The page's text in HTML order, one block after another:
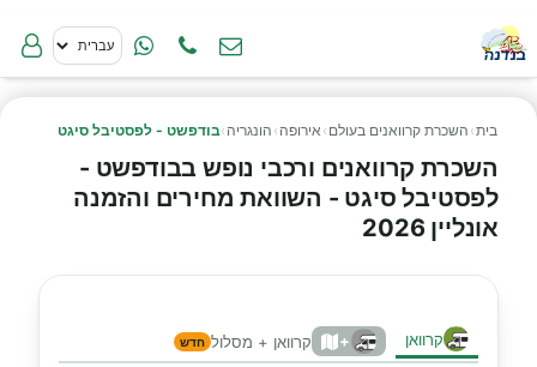
בית› השכרת קרוואנים בעולם › אירופה › הונגריה ›בודפשט - לפסטיבל סיגט
השכרת קרוואנים ורכבי נופש בבודפשט -
לפסטיבל סיגט - השוואת מחירים והזמנה
אונליין 2026
קרוואן + קרוואן + מסלול חדש